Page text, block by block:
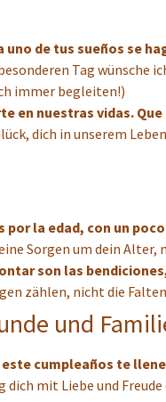
uno de tus sueños se
Tag wünsche
immer begleiten!)
en nuestras vidas.
dich in unserem
por la edad, con un
Sorgen um dein Alter,
son las
zählen, nicht die
und
este cumpleaños te
dich mit Liebe und